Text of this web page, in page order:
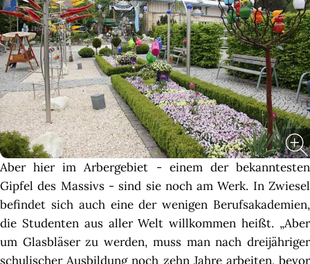
Aber hier im Arbergebiet - einem der bekanntesten
Gipfel des Massivs - sind sie noch am Werk. In Zwiesel
befindet sich auch eine der wenigen Berufsakademien,
die Studenten aus aller Welt willkommen heißt. „Aber
um Glasbläser zu werden, muss man nach dreijähriger
schulischer Ausbildung noch zehn Jahre arbeiten, bevor